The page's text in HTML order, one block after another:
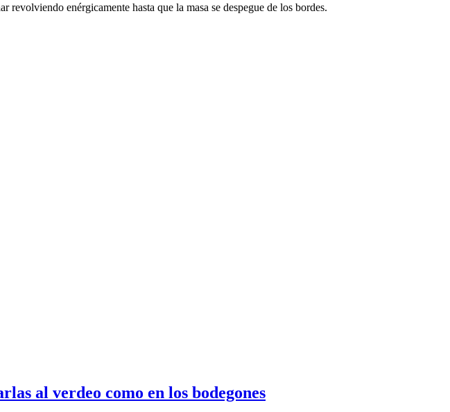
enérgicamente hasta que la masa se despegue de los bordes.
al verdeo como en los bodegones